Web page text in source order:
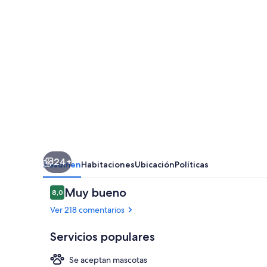
24+
ResumenHabitacionesUbicaciónPolíticas
Comentarios
8,08,0 de 10
Muy bueno
Ver 218 comentarios
Servicios populares
Se aceptan mascotas